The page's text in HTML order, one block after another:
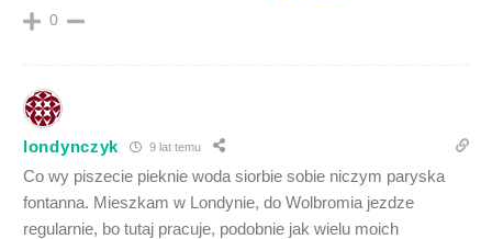
0
londynczyk 9 lat temu
Co wy piszecie pieknie woda siorbie sobie niczym paryska
fontanna. Mieszkam w Londynie, do Wolbromia jezdze
regularnie, bo tutaj pracuje, podobnie jak wielu moich